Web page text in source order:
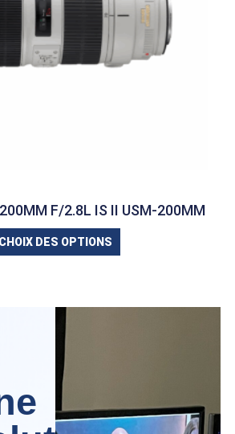
F/2.8L IS II USM-200MM
CHOIX DES OPTIONS